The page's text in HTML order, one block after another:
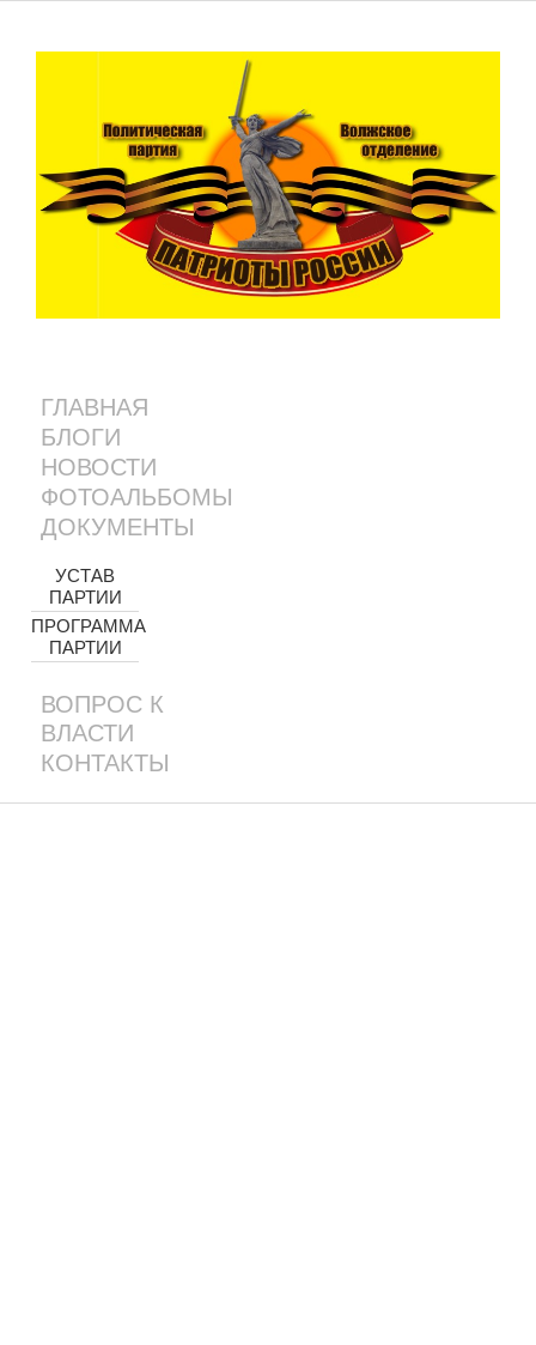
ГЛАВНАЯ
БЛОГИ
НОВОСТИ
ФОТОАЛЬБОМЫ
ДОКУМЕНТЫ
УСТАВ
ПАРТИИ
ПРОГРАММА
ПАРТИИ
ВОПРОС К
ВЛАСТИ
КОНТАКТЫ